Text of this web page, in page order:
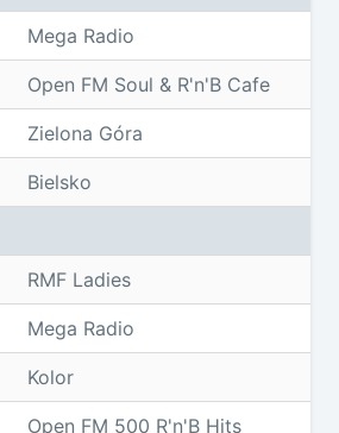
Mega Radio
Open FM Soul & R'n'B Cafe
Zielona Góra
Bielsko
RMF Ladies
Mega Radio
Kolor
Open FM 500 R'n'B Hits